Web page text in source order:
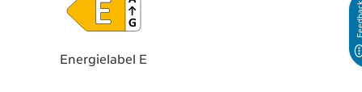
Energielabel E